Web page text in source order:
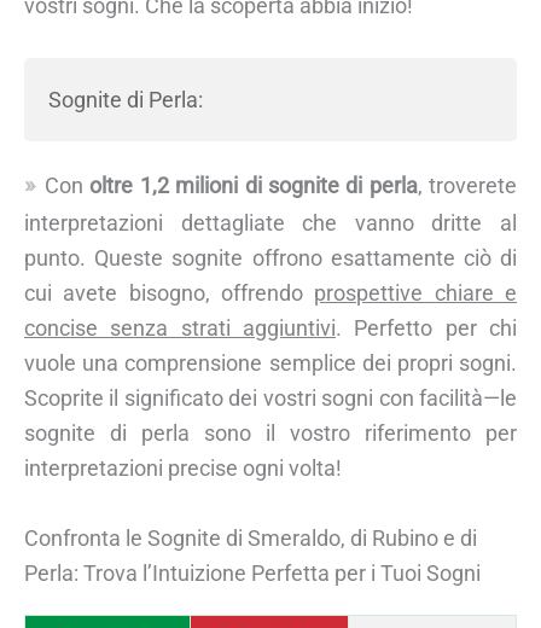
vostri sogni. Che la scoperta abbia inizio!
Sognite di Perla:
Con oltre 1,2 milioni di sognite di perla, troverete
interpretazioni dettagliate che vanno dritte al
punto. Queste sognite offrono esattamente ciò di
cui avete bisogno, offrendo prospettive chiare e
concise senza strati aggiuntivi. Perfetto per chi
vuole una comprensione semplice dei propri sogni.
Scoprite il significato dei vostri sogni con facilità—le
sognite di perla sono il vostro riferimento per
interpretazioni precise ogni volta!
Confronta le Sognite di Smeraldo, di Rubino e di
Perla: Trova l’Intuizione Perfetta per i Tuoi Sogni